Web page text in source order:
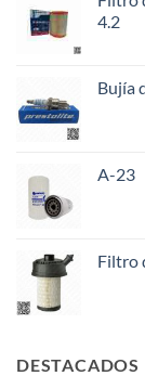
4.2
Bujía
A-23
Filtro
DESTACADOS